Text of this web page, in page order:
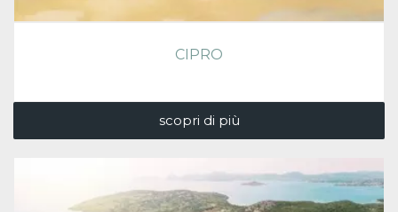
CIPRO
scopri di più